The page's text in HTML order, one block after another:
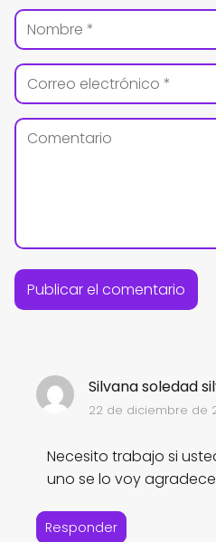
Silvana soledad
22 de diciembre de
Necesito trabajo si
uno se lo voy
Responder